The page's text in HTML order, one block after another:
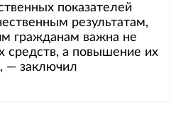
показателей
результатам,
гражданам важна не
средств, а повышение их
— заключил